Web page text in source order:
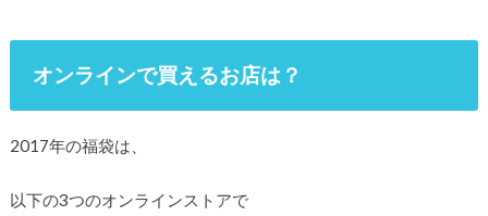
オンラインで買えるお店は？
2017年の福袋は、
以下の3つのオンラインストアで